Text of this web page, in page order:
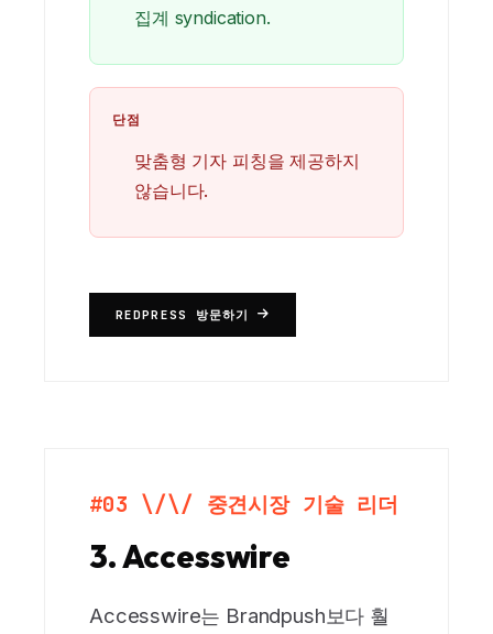
집계 syndication.
단점
맞춤형 기자 피칭을 제공하지
않습니다.
REDPRESS 방문하기
#03 \/\/ 중견시장 기술 리더
3. Accesswire
Accesswire는 Brandpush보다 훨